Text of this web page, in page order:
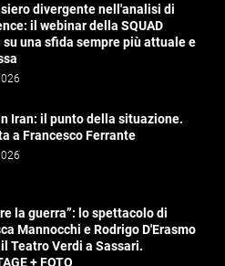
divergente nell'analisi di
il webinar della SQUAD
su una sfida sempre più attuale e
Iran: il punto della situazione.
a Francesco Ferrante
la guerra”: lo spettacolo di
Mannocchi e Rodrigo D'Erasmo
Teatro Verdi a Sassari.
+ FOTO